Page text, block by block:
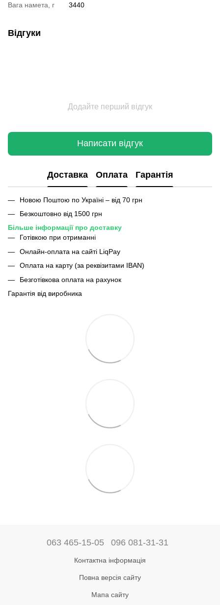
Вага намета, г 3440
Відгуки
Додайте перший відгук
Написати відгук
Доставка Оплата Гарантія
Новою Поштою по Україні – від 70 грн
Безкоштовно від 1500 грн
Більше інформації про доставку
Готівкою при отриманні
Онлайн-оплата на сайті LiqPay
Оплата на карту (за реквізитами IBAN)
Безготівкова оплата на рахунок
Гарантія від виробника
063 465-15-05 096 081-31-31
Контактна інформація
Повна версія сайту
Мапа сайту